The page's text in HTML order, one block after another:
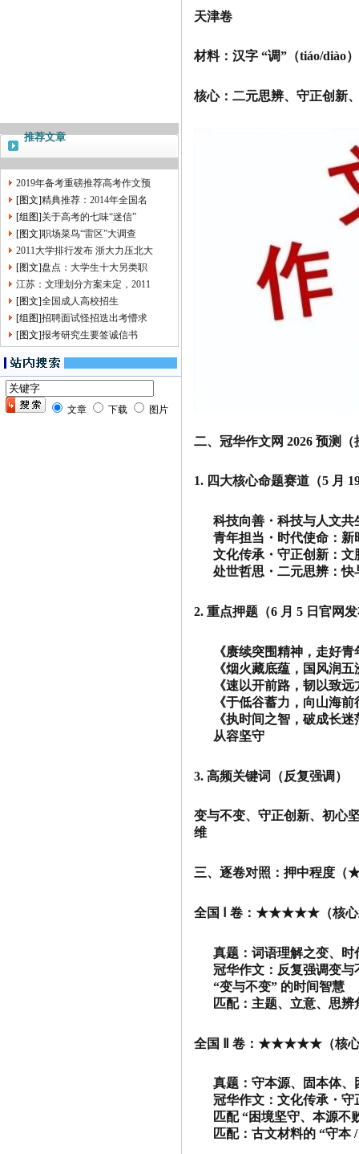
推荐文章
2019年备考重磅推荐高考作文预
[图文]精典推荐：2014年全国名
[组图]关于高考的七味“迷信”
[图文]职场菜鸟“雷区”大调查
2011大学排行发布 浙大力压北大
[图文]盘点：大学生十大另类职
江苏：文理划分方案未定，2011
[图文]全国成人高校招生
[组图]招聘面试怪招迭出考懵求
[图文]报考研究生要签诚信书
文章 下载 图片
天津卷
材料：汉字 “调”（tiáo/
核心：二元思辨、守正创新
二、冠华作文网 2026 预测
1. 四大核心命题赛道（5 月
科技向善・科技与人文
青年担当・时代使命：
文化传承・守正创新：
处世哲思・二元思辨：
2. 重点押题（6 月 5 日官网
《赓续突围精神，走好
《烟火藏底蕴，国风润
《速以开前路，韧以致
《于低谷蓄力，向山海
《执时间之智，破成长
从容坚守
3. 高频关键词（反复强调）
变与不变、守正创新、初心
维
三、逐卷对照：押中程度
全国 Ⅰ 卷：★★★★★（核心
真题：词语理解之变、时
冠华作文：反复强调变
“变与不变” 的时间智慧
匹配：主题、立意、思
全国 Ⅱ 卷：★★★★★（核心
真题：守本源、固本体、
冠华作文：文化传承・
匹配 “困境坚守、本源不
匹配：古文材料的 “守本